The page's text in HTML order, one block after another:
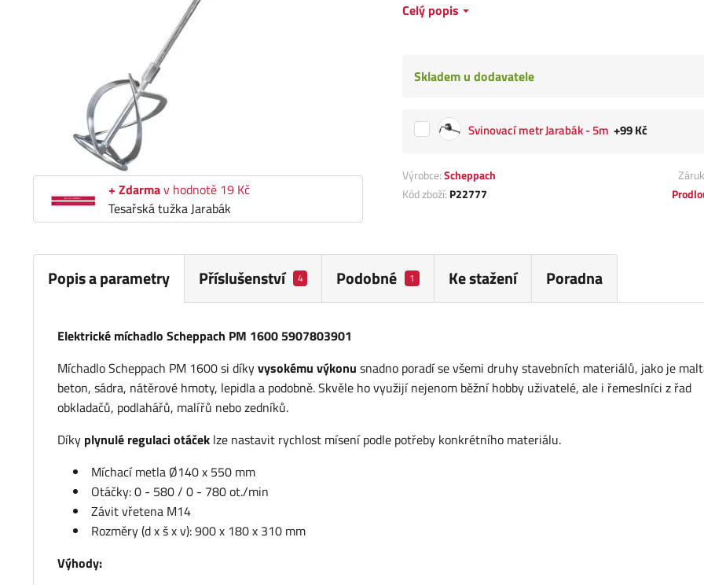
+ Zdarmav hodnotě 19 Kč
Tesařská tužka Jarabák
Celý popis
Skladem u dodavatele
Svinovací metr Jarabák - 5m +99 Kč
Výrobce:Scheppach
Kód zboží: P22777
Popis a parametry Příslušenství 4 Podobné 1 Ke stažení Poradna
Elektrické míchadlo Scheppach PM 1600 5907803901
Míchadlo Scheppach PM 1600 si díkyvysokému výkonu snadno poradí se všemi druhy stavebních materiálů, jako je
beton, sádra, nátěrové hmoty, lepidla a podobně. Skvěle ho využijí nejenom běžní hobby uživatelé, ale i řemeslníci z řad
obkladačů, podlahářů, malířů nebo zedníků.
Díky plynulé regulaci otáček lze nastavit rychlost mísení podle potřeby konkrétního materiálu.
Míchací metla Ø140 x 550 mm
Otáčky: 0 - 580 / 0 - 780 ot./min
Závit vřetena M14
Rozměry (d x š x v): 900 x 180 x 310 mm
Výhody: